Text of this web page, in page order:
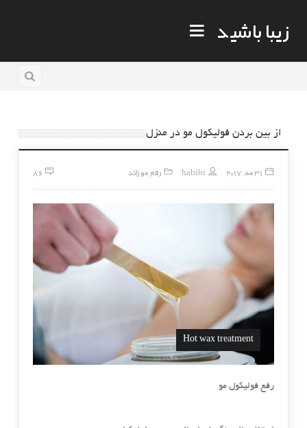
زیبا باشید
از بین بردن فولیکول مو در منزل
31 مه, 2017 habibi رفع مو زائد 86
Hot wax treatment
رفع فولیکول مو